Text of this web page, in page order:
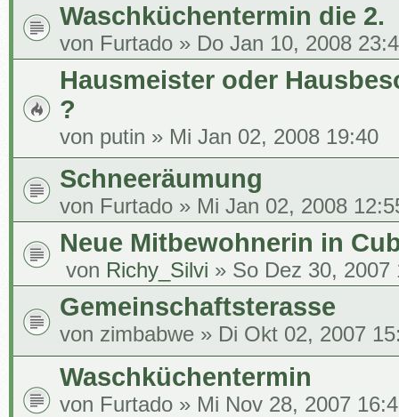
Waschküchentermin die 2.
von Furtado » Do Jan 10, 2008
Hausmeister oder
?
von putin » Mi Jan 02, 2008 19:40
Schneeräumung
von Furtado » Mi Jan 02, 2008
Neue Mitbewohnerin in
von Richy_Silvi » So Dez 30, 2007
Gemeinschaftsterasse
von zimbabwe » Di Okt 02, 2007
Waschküchentermin
von Furtado » Mi Nov 28, 2007